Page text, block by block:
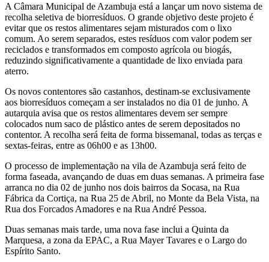
A Câmara Municipal de Azambuja está a lançar um novo sistema de
recolha seletiva de biorresíduos. O grande objetivo deste projeto é
evitar que os restos alimentares sejam misturados com o lixo
comum. Ao serem separados, estes resíduos com valor podem ser
reciclados e transformados em composto agrícola ou biogás,
reduzindo significativamente a quantidade de lixo enviada para
aterro.
Os novos contentores são castanhos, destinam-se exclusivamente
aos biorresíduos começam a ser instalados no dia 01 de junho. A
autarquia avisa que os restos alimentares devem ser sempre
colocados num saco de plástico antes de serem depositados no
contentor. A recolha será feita de forma bissemanal, todas as terças e
sextas-feiras, entre as 06h00 e as 13h00.
O processo de implementação na vila de Azambuja será feito de
forma faseada, avançando de duas em duas semanas. A primeira fase
arranca no dia 02 de junho nos dois bairros da Socasa, na Rua
Fábrica da Cortiça, na Rua 25 de Abril, no Monte da Bela Vista, na
Rua dos Forcados Amadores e na Rua André Pessoa.
Duas semanas mais tarde, uma nova fase inclui a Quinta da
Marquesa, a zona da EPAC, a Rua Mayer Tavares e o Largo do
Espírito Santo.